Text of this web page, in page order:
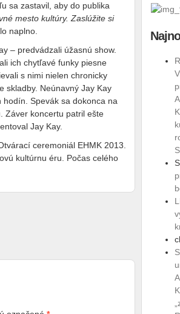
sa zastavil, aby do publika
mesto kultúry. Zaslúžite si
naplno.
– predvádzali úžasnú show.
ich chytľavé funky piesne
s nimi nielen chronicky
skladby. Neúnavný Jay Kay
Spevák sa dokonca na
Záver koncertu patril ešte
Jay Kay.
ceremoniál EHMK 2013.
kultúrnu éru. Počas celého